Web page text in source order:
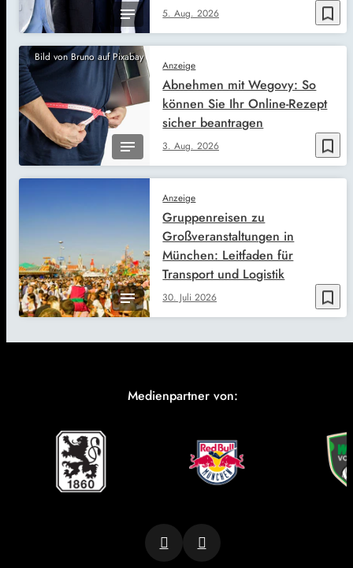
bookmark_border
5. Aug. 2026
Bild von Bruno auf Pixabay
bookmark_border
Anzeige
3. Aug. 2026
Abnehmen mit Wegovy: So
können Sie Ihr Online-Rezept
sicher beantragen
bookmark_border
Anzeige
30. Juli 2026
Gruppenreisen zu
Großveranstaltungen in
München: Leitfaden für
Transport und Logistik
Medienpartner von: